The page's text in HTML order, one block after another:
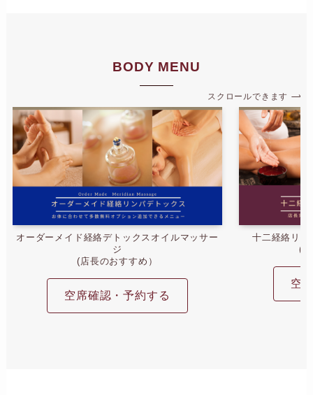
BODY MENU
スクロールできます
オーダーメイド経絡デトックスオイルマッサー
ジ
(店長のおすすめ）
空席確認・予約する
十二経絡リン
(
空